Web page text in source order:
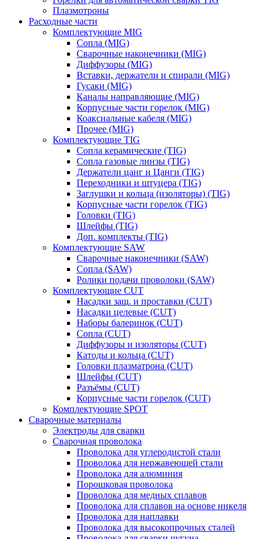
Плазмотроны
Расходные части
Комплектующие MIG
Сопла (MIG)
Сварочные наконечники (MIG)
Диффузоры (MIG)
Вставки, держатели и спирали (MIG)
Гусаки (MIG)
Каналы направляющие (MIG)
Корпусные части горелок (MIG)
Коаксиальные кабеля (MIG)
Прочее (MIG)
Комплектующие TIG
Сопла керамические (TIG)
Сопла газовые линзы (TIG)
Держатели цанг и Цанги (TIG)
Переходники и штуцера (TIG)
Заглушки и кольца (изоляторы) (TIG)
Корпусные части горелок (TIG)
Головки (TIG)
Шлейфы (TIG)
Доп. комплекты (TIG)
Комплектующие SAW
Сварочные наконечники (SAW)
Сопла (SAW)
Ролики подачи проволоки (SAW)
Комплектующие CUT
Насадки защ. и проставки (CUT)
Насадки целевые (CUT)
Наборы балеринок (CUT)
Сопла (CUT)
Диффузоры и изоляторы (CUT)
Катоды и кольца (CUT)
Головки плазматрона (CUT)
Шлейфы (CUT)
Разъёмы (CUT)
Корпусные части горелок (CUT)
Комплектующие SPOT
Сварочные материалы
Электроды для сварки
Сварочная проволока
Проволока для углеродистой стали
Проволока для нержавеющей стали
Проволока для алюминия
Порошковая проволока
Проволока для медных сплавов
Проволока для сплавов на основе никеля
Проволока для наплавки
Проволока для высокопрочных сталей